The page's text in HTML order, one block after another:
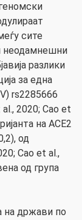
сите
неодамнешни
разлики
за една
rs2285666
2020; Cao et
на ACE2
од
Cao et al.,
од група
на држави по